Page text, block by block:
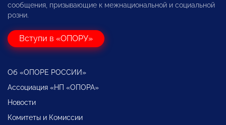
сообщения, призывающие к межнациональной и социальной
розни.
Вступи в «ОПОРУ»
Об «ОПОРЕ РОССИИ»
Ассоциация «НП «ОПОРА»
Новости
Комитеты и Комиссии